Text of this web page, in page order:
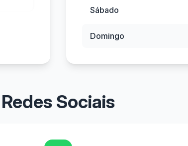
Sábado
Domingo
Redes Sociais